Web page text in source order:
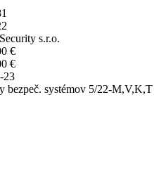
s.r.o.
€
€
23
bezpeč. systémov 5/22-M,V,K,T